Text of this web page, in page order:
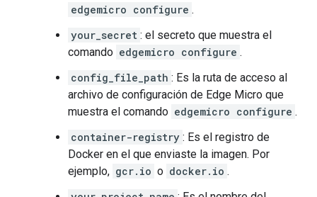
edgemicro configure .
your_secret : el secreto que muestra el
comando edgemicro configure .
config_file_path : Es la ruta de acceso al
archivo de configuración de Edge Micro que
muestra el comando edgemicro configure .
container-registry : Es el registro de
Docker en el que enviaste la imagen. Por
ejemplo, gcr.io o docker.io .